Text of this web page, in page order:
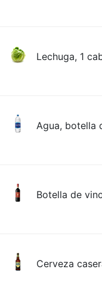
Lechuga, 1
Agua, botella
Botella de
Cerveza